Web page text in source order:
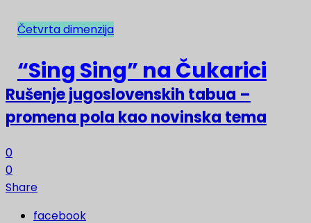
NAJNOVIJE
Rušenje jugoslovenskih tabua –
promena pola kao novinska tema
0
0
Share
facebook
Četvrta dimenzija
“Sing Sing” na Čukarici